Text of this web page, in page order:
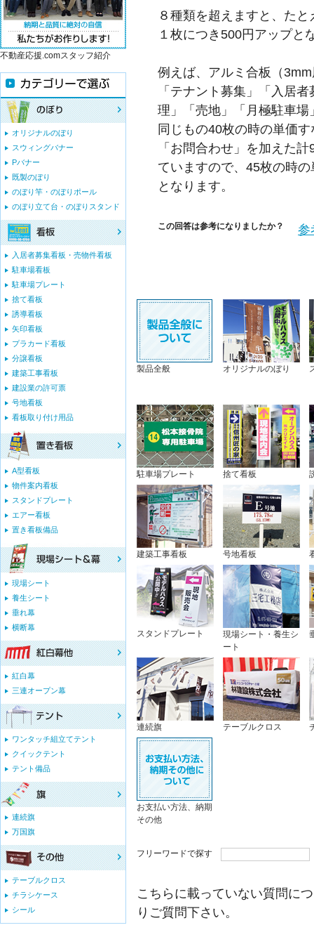
８種類を超えますと、た
１枚につき500円アップと
例えば、アルミ合板（
「テナント募集」「入居
理」「売地」「月極駐車
同じもの40枚の時の単価
「お問合わせ」を加えた
ていますので、45枚の時
となります。
この回答は参考になりましたか？ 参
製品全般 オリジナルのぼり
駐車場プレート 捨て看板
建築工事看板 号地看板
スタンドプレート
現場シート・養生シ
ート
連続旗 テーブルクロス
お支払い方法、納期
その他
フリーワードで探す
こちらに載っていない質問に
りご質問下さい。
不動産応援.comスタッフ紹介
オリジナルのぼり
スウィングバナー
Pバナー
既製のぼり
のぼり竿・のぼりポール
のぼり立て台・のぼりスタンド
入居者募集看板・売物件看板
駐車場看板
駐車場プレート
捨て看板
誘導看板
矢印看板
プラカード看板
分譲看板
建築工事看板
建設業の許可票
号地看板
看板取り付け用品
A型看板
物件案内看板
スタンドプレート
エアー看板
置き看板備品
現場シート
養生シート
垂れ幕
横断幕
紅白幕
三連オープン幕
ワンタッチ組立てテント
クイックテント
テント備品
連続旗
万国旗
テーブルクロス
チラシケース
シール